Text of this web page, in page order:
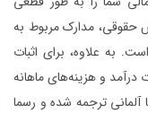
حقوقی، مدارک مربوط به
به علاوه، برای اثبات
درآمد و هزینه‌های ماهانه
آلمانی ترجمه شده و رسما